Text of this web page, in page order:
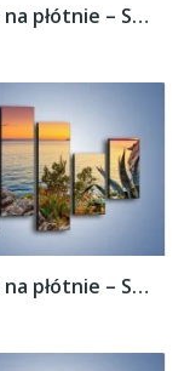
Obraz na płótnie – Spokojna tafla wody –...
Obraz na płótnie – Spokojna tafla wody –...